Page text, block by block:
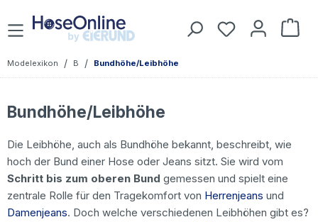
Zum Hauptinhalt springen Du hast 0
Modelexikon / B / Bundhöhe/Leibhöhe
Bundhöhe/Leibhöhe
Die Leibhöhe, auch als Bundhöhe bekannt, beschreibt, wie
hoch der Bund einer Hose oder Jeans sitzt. Sie wird vom
Schritt bis zum oberen Bund gemessen und spielt eine
zentrale Rolle für den Tragekomfort von Herrenjeans und
Damenjeans. Doch welche verschiedenen Leibhöhen gibt es?